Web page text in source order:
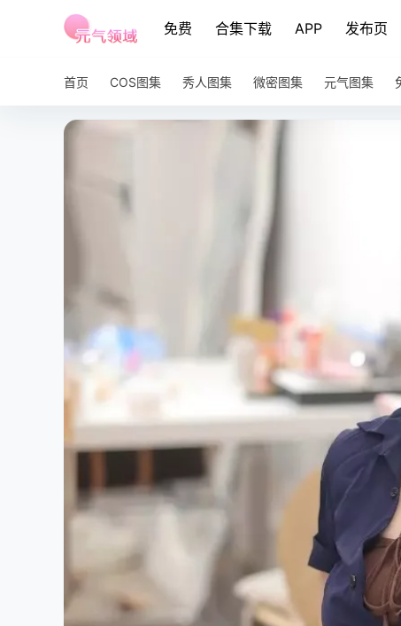
免费 合集下载 APP 发布页
首页 COS图集 秀人图集 微密图集 元气图集